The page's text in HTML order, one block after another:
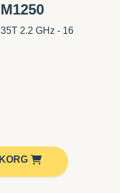
2.2 GHz - 16